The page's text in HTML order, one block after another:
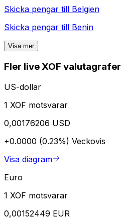
Skicka pengar till Belgien
Skicka pengar till Benin
Visa mer
Fler live XOF valutagrafer
US-dollar
1 XOF motsvarar
0,00176206 USD
+0.0000 (0.23%) Veckovis
Visa diagram
Euro
1 XOF motsvarar
0,00152449 EUR